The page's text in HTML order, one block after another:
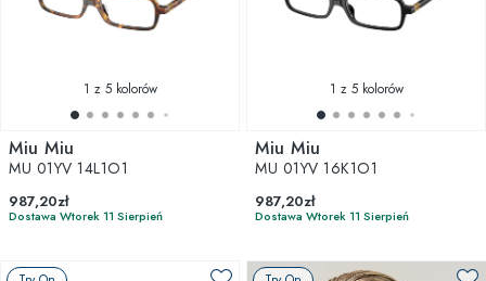
1 z 5 kolorów
Miu Miu
MU 01YV 14L1O1
987,20zł
Dostawa Wtorek 11 Sierpień
1 z 5 kolorów
Miu Miu
MU 01YV 16K1O1
987,20zł
Dostawa Wtorek 11 Sierpień